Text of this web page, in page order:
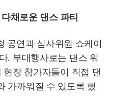
채로운 댄스 파티
공연과 심사위원 쇼케이
. 부대행사로는 댄스 워
장 참가자들이 직접 댄
가까워질 수 있도록 했